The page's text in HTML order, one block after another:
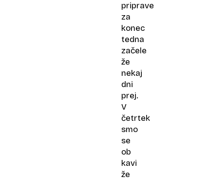
priprave
za
konec
tedna
začele
že
nekaj
dni
prej.
V
četrtek
smo
se
ob
kavi
že